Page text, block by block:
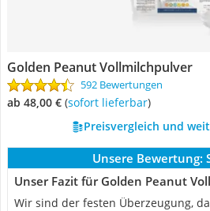
Golden Peanut Vollmilchpulver
592 Bewertungen
ab 48,00 € ( Sofort lieferbar)
Preisvergleich und
Unsere Bewertung:
Unser Fazit für Golden Peanut
Wir sind der festen Überzeugung,